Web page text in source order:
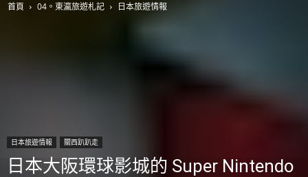
首頁 04。東瀛旅遊札記 日本旅遊情報
日本旅遊情報 關西趴趴走
日本大阪環球影城的 Super Nintendo